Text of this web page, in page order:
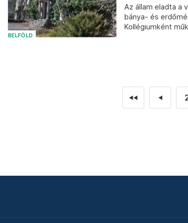
BELFÖLD
Az állam eladta a
bánya- és
Kollégiumként
◄◄ ◄